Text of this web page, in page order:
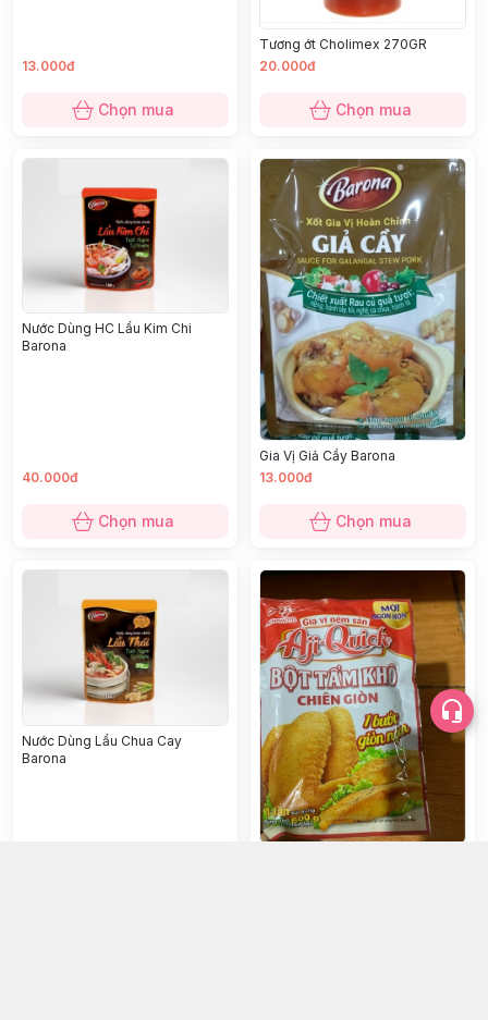
13.000đ
Chọn mua
Tương ớt Cholimex 270GR
20.000đ
Chọn mua
Nước Dùng HC Lẩu Kim Chi
Barona
40.000đ
Chọn mua
Gia Vị Giả Cầy Barona
13.000đ
Chọn mua
Nước Dùng Lẩu Chua Cay
Barona